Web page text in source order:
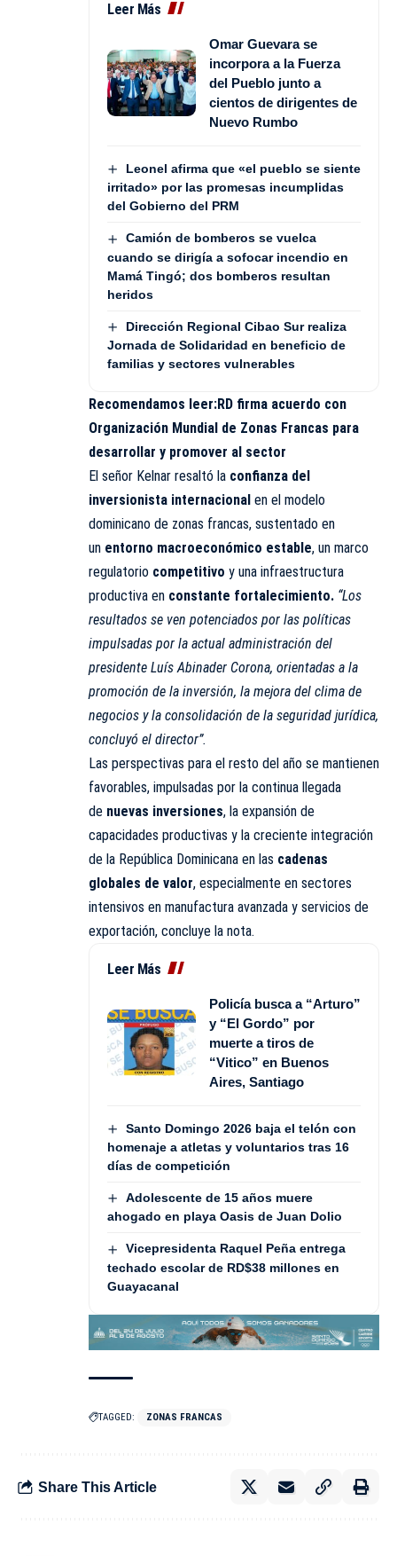
Leer Más
Omar Guevara se
incorpora a la Fuerza
del Pueblo junto a
cientos de dirigentes de
Nuevo Rumbo
Leonel afirma que «el pueblo se siente
irritado» por las promesas incumplidas
del Gobierno del PRM
Camión de bomberos se vuelca
cuando se dirigía a sofocar incendio en
Mamá Tingó; dos bomberos resultan
heridos
Dirección Regional Cibao Sur realiza
Jornada de Solidaridad en beneficio de
familias y sectores vulnerables
Recomendamos leer:RD firma acuerdo con
Organización Mundial de Zonas Francas para
desarrollar y promover al sector
El señor Kelnar resaltó la confianza del
inversionista internacional en el modelo
dominicano de zonas francas, sustentado en
un entorno macroeconómico estable, un marco
regulatorio competitivo y una infraestructura
productiva en constante fortalecimiento. “Los
resultados se ven potenciados por las políticas
impulsadas por la actual administración del
presidente Luís Abinader Corona, orientadas a la
promoción de la inversión, la mejora del clima de
negocios y la consolidación de la seguridad jurídica,
concluyó el director”.
Las perspectivas para el resto del año se mantienen
favorables, impulsadas por la continua llegada
de nuevas inversiones, la expansión de
capacidades productivas y la creciente integración
de la República Dominicana en las cadenas
globales de valor, especialmente en sectores
intensivos en manufactura avanzada y servicios de
exportación, concluye la nota.
Leer Más
Policía busca a “Arturo”
y “El Gordo” por
muerte a tiros de
“Vitico” en Buenos
Aires, Santiago
Santo Domingo 2026 baja el telón con
homenaje a atletas y voluntarios tras 16
días de competición
Adolescente de 15 años muere
ahogado en playa Oasis de Juan Dolio
Vicepresidenta Raquel Peña entrega
techado escolar de RD$38 millones en
Guayacanal
TAGGED: ZONAS FRANCAS
Share This Article